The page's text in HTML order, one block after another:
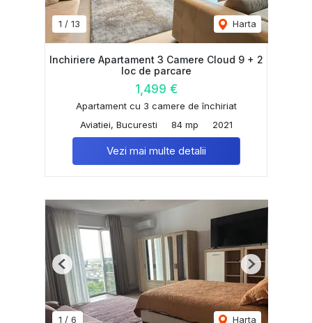
1 / 13 Harta
Inchiriere Apartament 3 Camere Cloud 9 + 2
loc de parcare
1,499 €
Apartament cu 3 camere de închiriat
Aviatiei, Bucuresti
84 mp 2021
Vezi mai multe detalii
1 / 6 Harta
Previous Next